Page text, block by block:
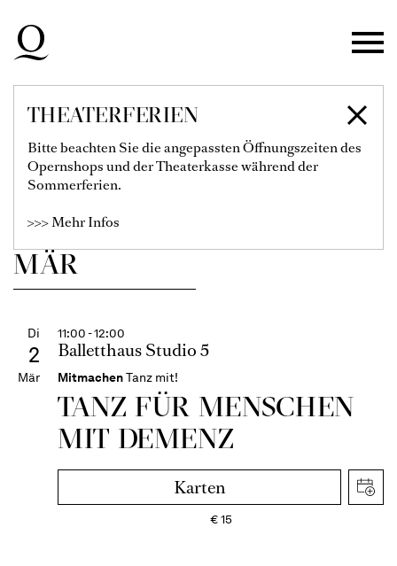
Zur Hauptnavigation springen
Zum Hauptinhalt springen
Zum Footer springen
THEATERFERIEN
Bitte beachten Sie die angepassten Öffnungszeiten des
Opernshops und der Theaterkasse während der
Sommerferien.
>>> Mehr Infos
Filter einblenden
Ohad Naharin / Neshama Nashman /
Karten
Informationen zur Buchung der Audiodeskription finden
Sie hier.
MÄR
Di
2
Mär
11:00 - 12:00
Balletthaus Studio 5
MitmachenTanz mit!
TANZ FÜR MENSCHEN
MIT DEMENZ
Karten
€15